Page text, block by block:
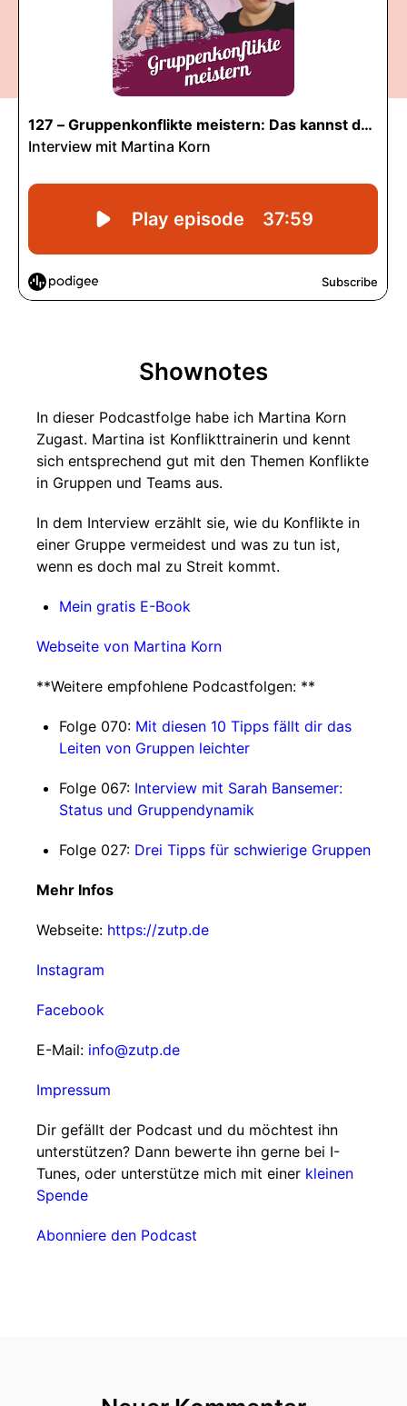
Shownotes
In dieser Podcastfolge habe ich Martina Korn
Zugast. Martina ist Konflikttrainerin und kennt
sich entsprechend gut mit den Themen Konflikte
in Gruppen und Teams aus.
In dem Interview erzählt sie, wie du Konflikte in
einer Gruppe vermeidest und was zu tun ist,
wenn es doch mal zu Streit kommt.
Mein gratis E-Book
Webseite von Martina Korn
**Weitere empfohlene Podcastfolgen: **
Folge 070: Mit diesen 10 Tipps fällt dir das
Leiten von Gruppen leichter
Folge 067: Interview mit Sarah Bansemer:
Status und Gruppendynamik
Folge 027: Drei Tipps für schwierige Gruppen
Mehr Infos
Webseite: https://zutp.de
Instagram
Facebook
E-Mail: info@zutp.de
Impressum
Dir gefällt der Podcast und du möchtest ihn
unterstützen? Dann bewerte ihn gerne bei I-
Tunes, oder unterstütze mich mit einer kleinen
Spende
Abonniere den Podcast